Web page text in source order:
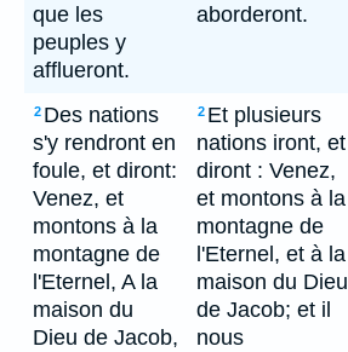
que les
peuples y
afflueront.
aborderont.
2 Des nations
s'y rendront en
foule, et diront:
Venez, et
montons à la
montagne de
l'Eternel, A la
maison du
Dieu de Jacob,
2 Et plusieurs
nations iront, et
diront : Venez,
et montons à la
montagne de
l'Eternel, et à la
maison du Dieu
de Jacob; et il
nous